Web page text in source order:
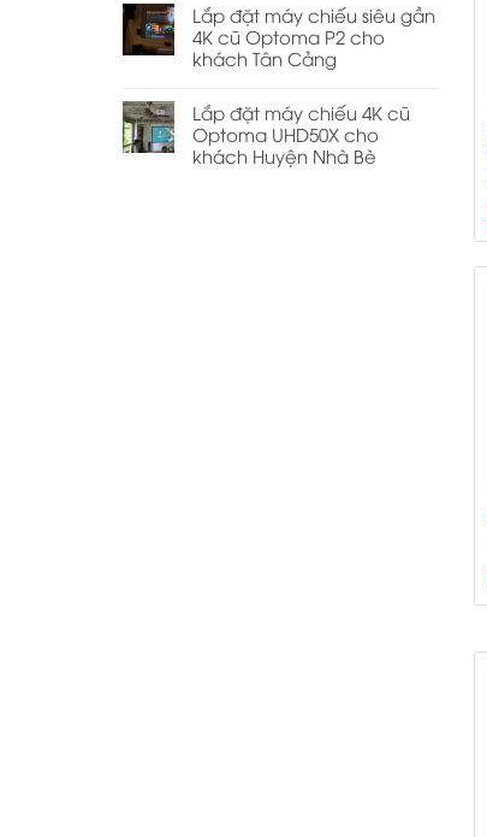
Lắp đặt máy chiếu siêu gần
4K cũ Optoma P2 cho
khách Tân Cảng
Lắp đặt máy chiếu 4K cũ
Optoma UHD50X cho
khách Huyện Nhà Bè